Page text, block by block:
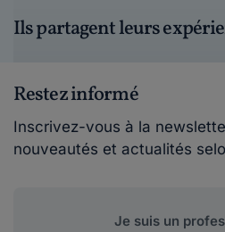
Ils partagent leurs
Restez informé
Inscrivez-vous à la
nouveautés et actualités